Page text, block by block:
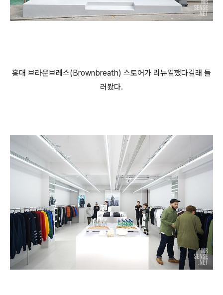
홍대 브라운브레스(Brownbreath) 스토어가 리뉴얼했다길래 들
러봤다.